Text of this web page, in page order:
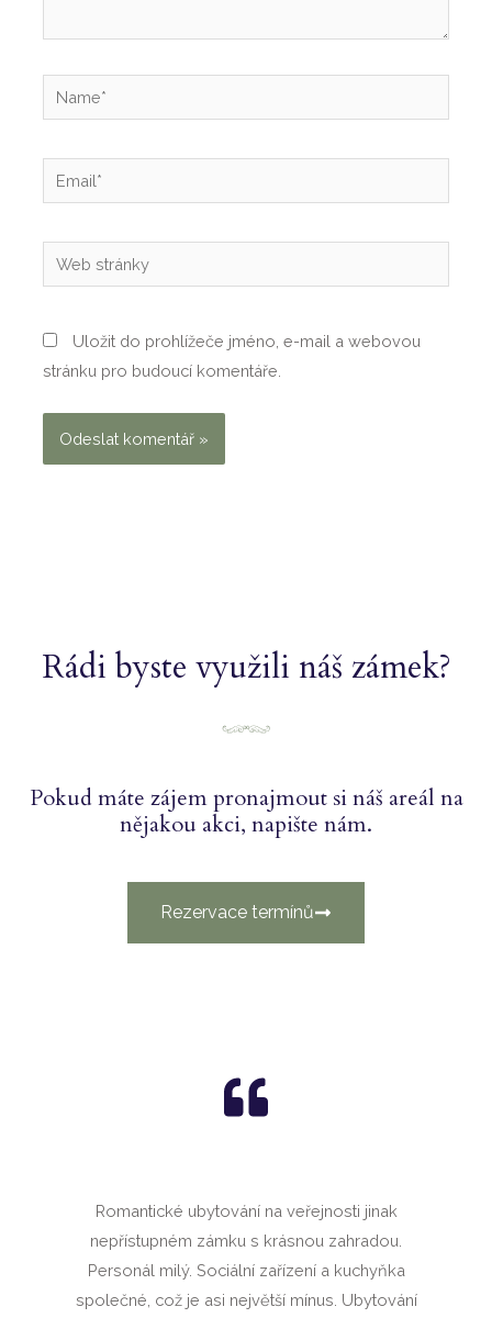
Name*
Email*
Web
stránky
Uložit do prohlížeče jméno, e-mail a webovou
stránku pro budoucí komentáře.
Rádi byste využili náš zámek?
Pokud máte zájem pronajmout si náš areál na
nějakou akci, napište nám.
Rezervace termínů
Romantické ubytování na veřejnosti jinak
nepřístupném zámku s krásnou zahradou.
Personál milý. Sociální zařízení a kuchyňka
společné, což je asi největší mínus. Ubytování